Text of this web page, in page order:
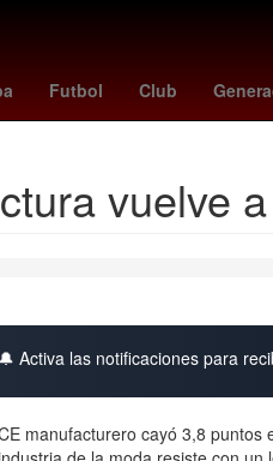
Futbol Club
Electoral del Poder Judicial de la
vuelve
🔔 Activa las notificaciones para
manufacturero cayó 3,8 puntos